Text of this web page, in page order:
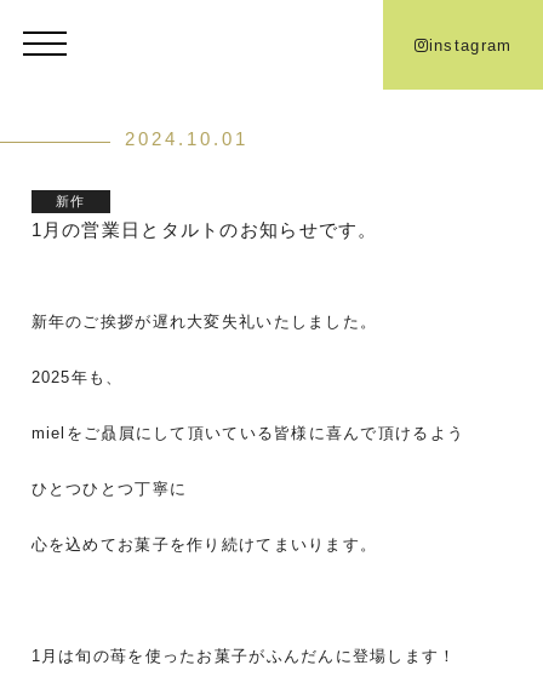
instagram
2024.10.01
新作
1月の営業日とタルトのお知らせです。
新年のご挨拶が遅れ大変失礼いたしました。
2025年も、
mielをご贔屓にして頂いている皆様に喜んで頂けるよう
ひとつひとつ丁寧に
心を込めてお菓子を作り続けてまいります。
1月は旬の苺を使ったお菓子がふんだんに登場します！